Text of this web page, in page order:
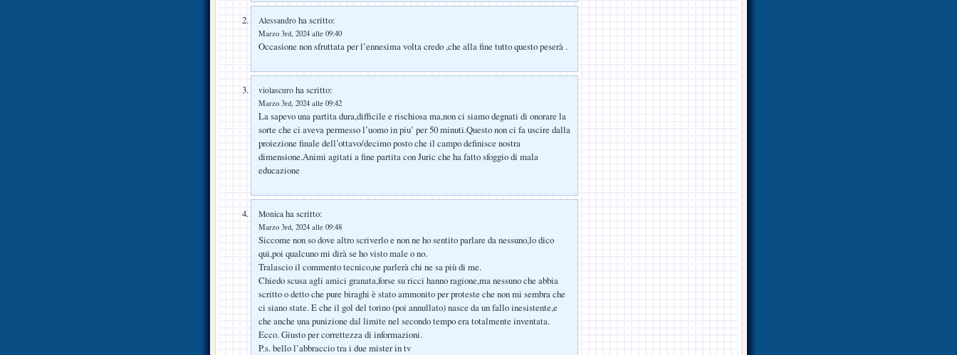
Alessandro ha scritto:
Marzo 3rd, 2024 alle 09:40
Occasione non sfruttata per l’ennesima volta credo ,che alla fine tutto questo peserà .
violascuro ha scritto:
Marzo 3rd, 2024 alle 09:42
La sapevo una partita dura,difficile e rischiosa ma,non ci siamo degnati di onorare la
sorte che ci aveva permesso l’uomo in piu’ per 50 minuti.Questo non ci fa uscire dalla
proiezione finale dell’ottavo/decimo posto che il campo definisce nostra
dimensione.Animi agitati a fine partita con Juric che ha fatto sfoggio di mala
educazione
Monica ha scritto:
Marzo 3rd, 2024 alle 09:48
Siccome non so dove altro scriverlo e non ne ho sentito parlare da nessuno,lo dico
qui,poi qualcuno mi dirà se ho visto male o no.
Tralascio il commento tecnico,ne parlerà chi ne sa più di me.
Chiedo scusa agli amici granata,forse su ricci hanno ragione,ma nessuno che abbia
scritto o detto che pure biraghi è stato ammonito per proteste che non mi sembra che
ci siano state. E che il gol del torino (poi annullato) nasce da un fallo inesistente,e
che anche una punizione dal limite nel secondo tempo era totalmente inventata.
Ecco. Giusto per correttezza di informazioni.
P.s. bello l’abbraccio tra i due mister in tv